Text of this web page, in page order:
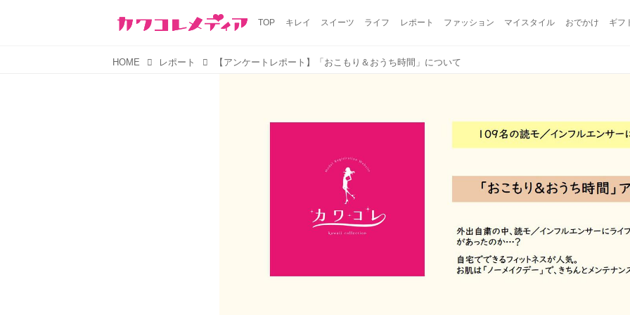
TOP キレイ スイーツ ライフ レポート ファッション マイスタイル おでかけ ギフ
HOME レポート 【アンケートレポート】「おこもり＆おうち時間」について